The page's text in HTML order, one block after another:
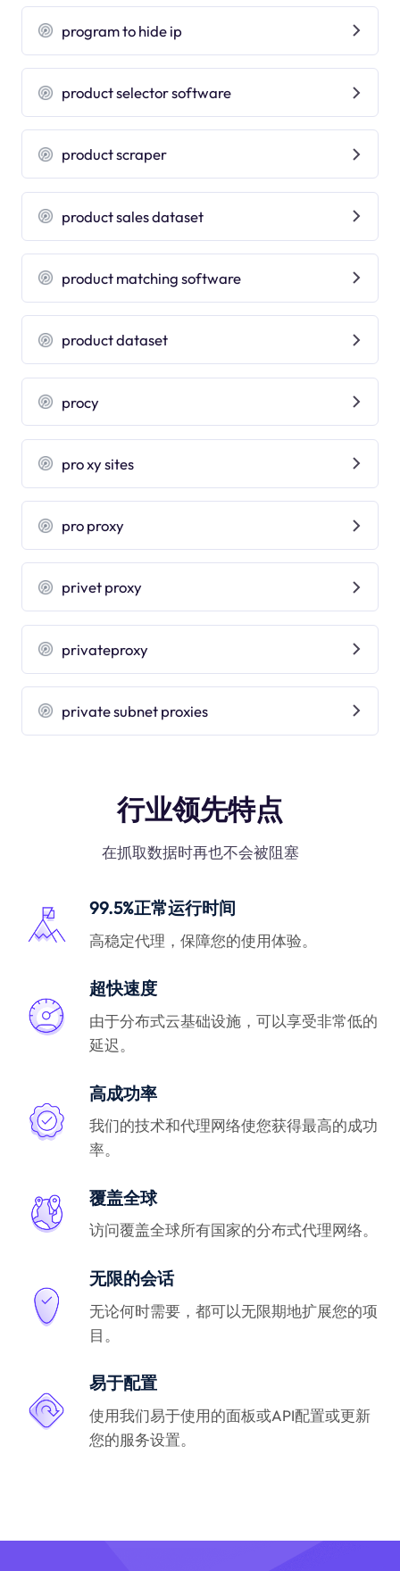
program to hide ip
product selector software
product scraper
product sales dataset
product matching software
product dataset
procy
pro xy sites
pro proxy
privet proxy
privateproxy
private subnet proxies
行业领先特点
在抓取数据时再也不会被阻塞
99.5%正常运行时间
高稳定代理，保障您的使用体验。
超快速度
由于分布式云基础设施，可以享受非常低的
延迟。
高成功率
我们的技术和代理网络使您获得最高的成功
率。
覆盖全球
访问覆盖全球所有国家的分布式代理网络。
无限的会话
无论何时需要，都可以无限期地扩展您的项
目。
易于配置
使用我们易于使用的面板或API配置或更新
您的服务设置。